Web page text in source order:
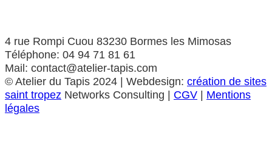
4 rue Rompi Cuou 83230 Bormes les Mimosas
Téléphone: 04 94 71 81 61
Mail: contact@atelier-tapis.com
© Atelier du Tapis 2024 | Webdesign: création de sites
saint tropez Networks Consulting | CGV | Mentions
légales